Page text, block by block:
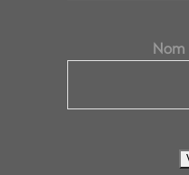
Nom